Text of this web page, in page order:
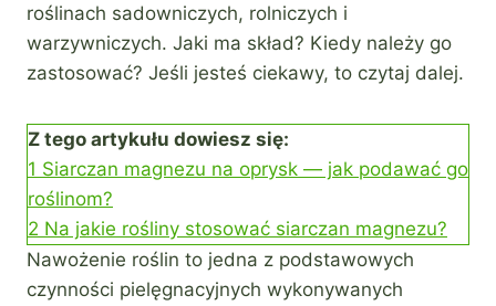
roślinach sadowniczych, rolniczych i
warzywniczych. Jaki ma skład? Kiedy należy go
zastosować? Jeśli jesteś ciekawy, to czytaj dalej.
Z tego artykułu dowiesz się:
1 Siarczan magnezu na oprysk — jak podawać go
roślinom?
2 Na jakie rośliny stosować siarczan magnezu?
Nawożenie roślin to jedna z podstawowych
czynności pielęgnacyjnych wykonywanych